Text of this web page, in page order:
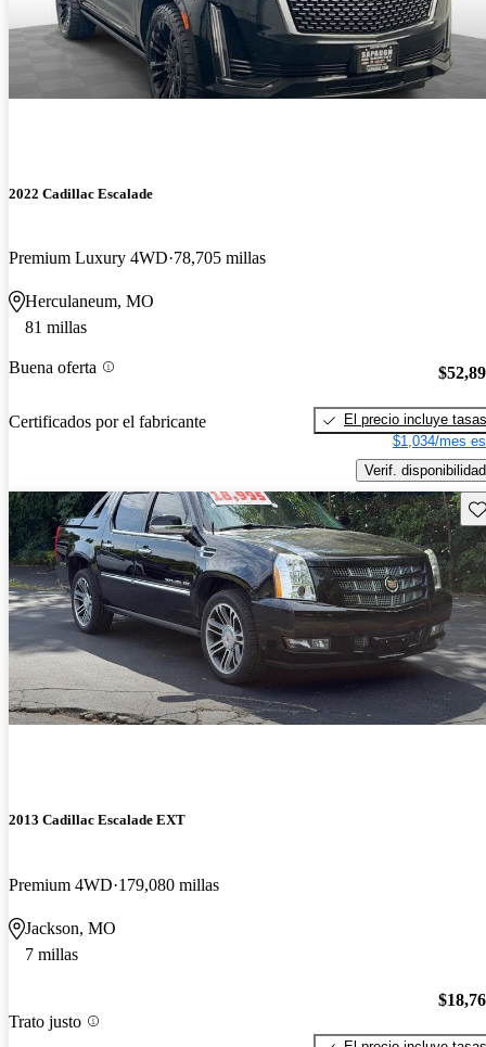
2022 Cadillac Escalade
Premium Luxury 4WD 78,705 millas
Herculaneum, MO
81 millas
Buena oferta
Certificados por el fabricante
El precio incluye tasas
$1,034/mes
Verif. disponibilidad
2013 Cadillac Escalade EXT
Premium 4WD 179,080 millas
Jackson, MO
7 millas
Trato justo